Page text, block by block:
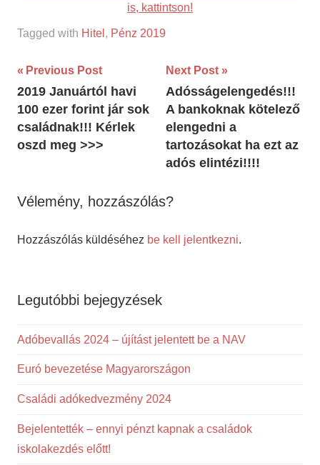
is, kattintson!
Tagged with Hitel , Pénz 2019
Bejegyzés
navigáció
Previous Post
2019 Januártól havi
100 ezer forint jár sok
családnak!!! Kérlek
oszd meg >>>
Next Post
Adósságelengedés!!!
A bankoknak kötelező
elengedni a
tartozásokat ha ezt az
adós elintézi!!!!
Vélemény, hozzászólás?
Hozzászólás küldéséhez be kell jelentkezni.
Legutóbbi bejegyzések
Adóbevallás 2024 – újítást jelentett be a NAV
Euró bevezetése Magyarországon
Családi adókedvezmény 2024
Bejelentették – ennyi pénzt kapnak a családok
iskolakezdés előtt!